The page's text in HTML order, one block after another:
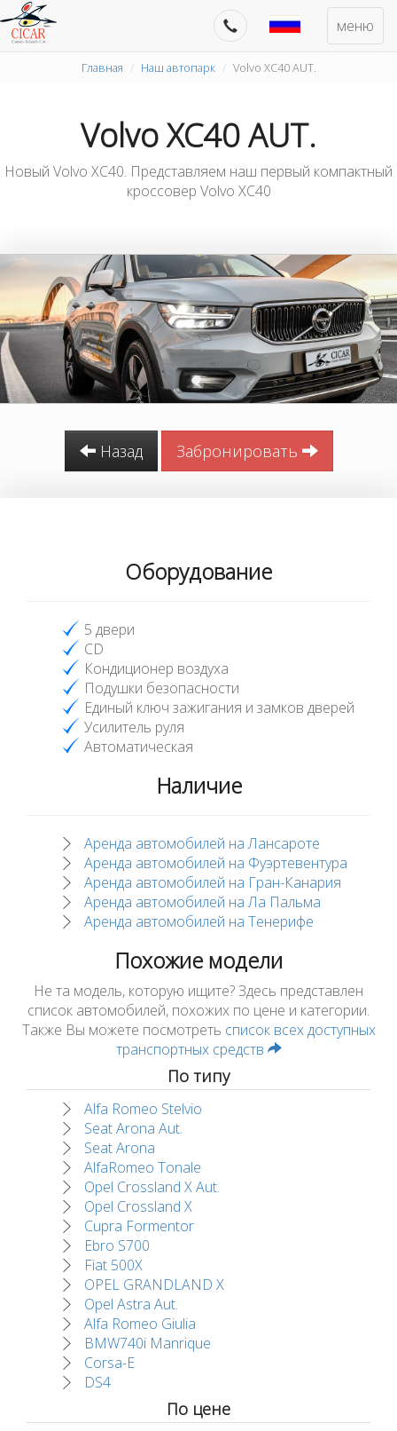
меню
Главная Наш автопарк Volvo XC40 AUT.
Volvo XC40 AUT.
Новый Volvo XC40. Представляем наш первый компактный
кроссовер Volvo XC40
Назад Забронировать
Оборудование
5 двери
CD
Кондиционер воздуха
Подушки безопасности
Единый ключ зажигания и замков дверей
Усилитель руля
Автоматическая
Наличие
Аренда автомобилей на Лансароте
Аренда автомобилей на Фуэртевентура
Аренда автомобилей на Гран-Канария
Аренда автомобилей на Ла Пальма
Аренда автомобилей на Тенерифе
Похожие модели
Не та модель, которую ищите? Здесь представлен
список автомобилей, похожих по цене и категории.
Также Вы можете посмотреть список всех доступных
транспортных средств
По типу
Alfa Romeo Stelvio
Seat Arona Aut.
Seat Arona
AlfaRomeo Tonale
Opel Crossland X Aut.
Opel Crossland X
Cupra Formentor
Ebro S700
Fiat 500X
OPEL GRANDLAND X
Opel Astra Aut.
Alfa Romeo Giulia
BMW740i Manrique
Corsa-E
DS4
По цене